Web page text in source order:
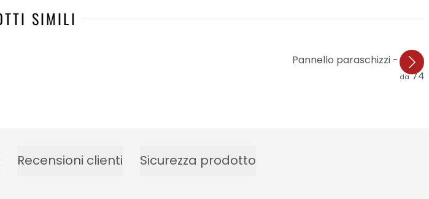
SIMILI
Pannello paraschizzi -
da
Recensioni clienti Sicurezza prodotto